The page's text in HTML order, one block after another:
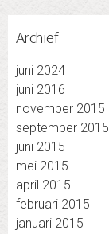
Archief
juni 2024
juni 2016
november 2015
september 2015
juni 2015
mei 2015
april 2015
februari 2015
januari 2015